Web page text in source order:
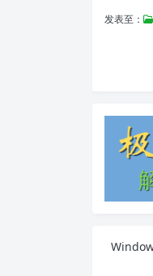
发表至：